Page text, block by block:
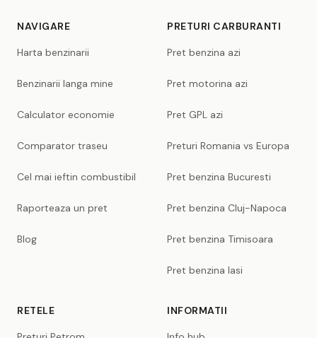
NAVIGARE
Harta benzinarii
Benzinarii langa mine
Calculator economie
Comparator traseu
Cel mai ieftin combustibil
Raporteaza un pret
Blog
PRETURI CARBURANTI
Pret benzina azi
Pret motorina azi
Pret GPL azi
Preturi Romania vs Europa
Pret benzina Bucuresti
Pret benzina Cluj-Napoca
Pret benzina Timisoara
Pret benzina Iasi
RETELE INFORMATII